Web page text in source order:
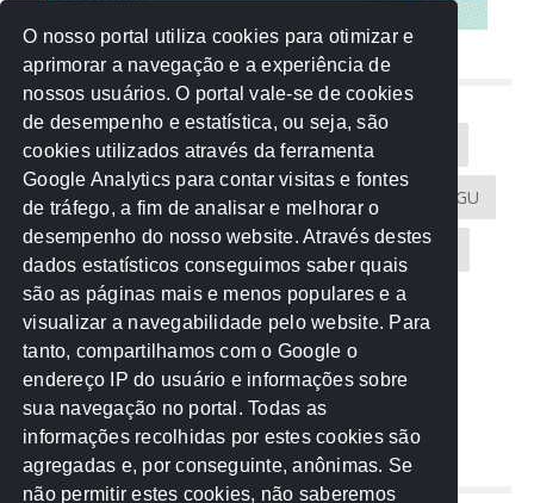
NUVEM DE TAGS
Acontece na Rede AGU AMM
Atricon Audicom CAU-MT CGU
CREA-MT Eventos MPC-MT MPE-MT
MPF Notícias PF PGE-MT PGR
Receita Federal Sem categoria
TCE-MT TCU TRE
REDE NOS ESTADOS
O nosso portal utiliza cookies para otimizar e
aprimorar a navegação e a experiência de
nossos usuários. O portal vale-se de cookies
de desempenho e estatística, ou seja, são
cookies utilizados através da ferramenta
Google Analytics para contar visitas e fontes
de tráfego, a fim de analisar e melhorar o
desempenho do nosso website. Através destes
dados estatísticos conseguimos saber quais
são as páginas mais e menos populares e a
visualizar a navegabilidade pelo website. Para
tanto, compartilhamos com o Google o
endereço IP do usuário e informações sobre
sua navegação no portal. Todas as
informações recolhidas por estes cookies são
agregadas e, por conseguinte, anônimas. Se
não permitir estes cookies, não saberemos